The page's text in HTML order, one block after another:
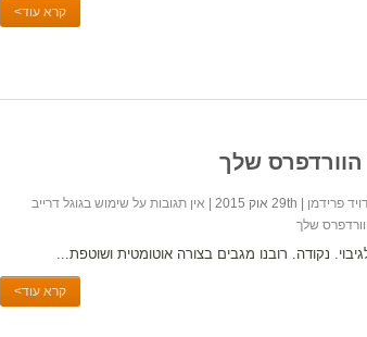
קרא עוד>
הוורדפרס שלך
פרידמן | 29th אוק 2015 | אין תגובות על שימוש בגוגל דרייב
שלך
נקודה. רובנו מגבים בצורה אוטומטית ושוטפת...
קרא עוד>